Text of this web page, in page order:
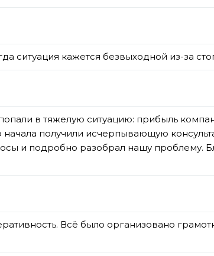
ситуация кажется безвыходной из-за
в тяжелую ситуацию: прибыль
получили исчерпывающую
и подробно разобрал нашу проблему.
Всё было организовано